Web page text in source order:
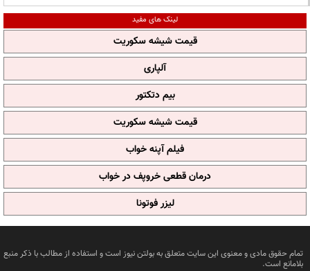
لینک های مفید
قیمت شیشه سکوریت
آلپاری
بیم دتکتور
قیمت شیشه سکوریت
فیلم آپنه خواب
درمان قطعی خروپف در خواب
لیزر فوتونا
تمام حقوق مادی و معنوی این سایت متعلق به بولتن نیوز است و استفاده از مطالب با ذکر منبع
بلامانع است.